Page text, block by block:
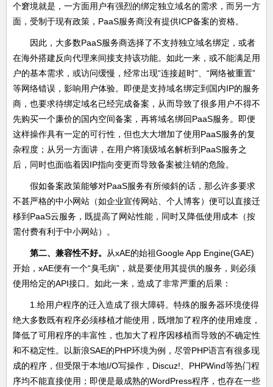
个窘境就是，一方面用户有强烈的绑定独立域名的需求，而另一方
面，受制于现有政策，PaaS服务商没有提供ICP备案的资格。
因此，大多数PaaS服务商选择了不支持独立域名绑定，或者
在海外搭建反向代理来间接支持该功能。如此一来，或不能满足用
户的基本需求，或访问缓慢，经常出现“连接超时”、“网络被重置”
等网络错误，影响用户体验。即便是支持域名绑定到国内IP的服务
商，也要求待绑定域名已经完成备案，从而导致了很多用户不得不
先购买一个廉价的国内空间备案，再将域名绑回PaaS服务。即便
这样操作具有一定的可行性，但也大大增加了使用PaaS服务的复
杂程度；从另一方面讲，在用户将顶级域名解析到PaaS服务之
后，同时也面临着因IP指向变更而导致备案被注销的危险。
假如备案政策能够对PaaS服务有所倾斜的话，那么许多要求
不甚严格的中小网站（如企业宣传网站、个人博客）便可以直接迁
移到PaaS云服务，既提高了网站性能，同时又降低使用成本（按
需付费有利于中小网站）。
第二、兼容性不好。
从xAE的始祖Google App Engine(GAE)
开始，xAE便有一个“臭毛病”，就是要使用其提供的服务，则必须
使用给定的API接口。如此一来，造成了非常严重的后果：
1.给用户程序的迁入造成了很大障碍。特殊的服务器环境使得
绝大多数既有程序必须移植才能使用，既增加了程序的使用难度，
降低了可用程序的丰富性，也加大了程序因移植而导致的不确定性
和不稳定性。以新浪SAE的PHP环境为例，尽管PHP语言有很多现
成的程序，但受限于本地I/O写操作，Discuz!、PHPWind等热门程
序均不能直接使用；即便是最成熟的WordPress程序，也存在一些